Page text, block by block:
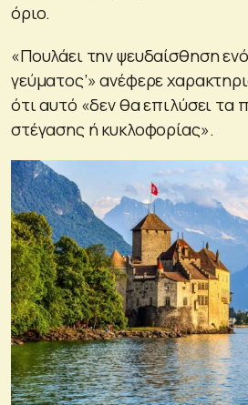
όριο.
«Πουλάει την ψευδαίσθηση
γεύματος’» ανέφερε
ότι αυτό «δεν θα επιλύσει τα
στέγασης ή κυκλοφορίας».